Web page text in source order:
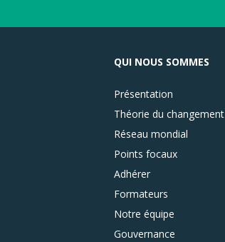
QUI NOUS SOMMES
Présentation
Théorie du changement
Réseau mondial
Points focaux
Adhérer
Formateurs
Notre équipe
Gouvernance